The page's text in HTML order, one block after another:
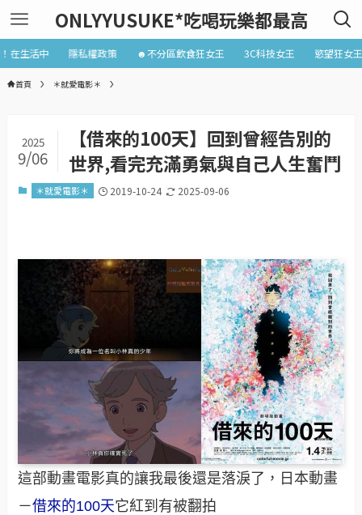
ONLYYUSUKE*吃喝玩樂都最高
在生活中 隱私權政策 ☻不分區飲食狂女王 3C科技女王 慾望狂女王
首頁 ＊就愛電影＊
【借來的100天】回到曾經告別的
世界,看完充滿勇氣與自己人生奮鬥
2025
9/06
＊就愛電影＊ 2019-10-24 2025-09-06
這部動畫電影真的讓我最後還是落淚了，日本動畫
－借來的100天它紅到有被翻拍